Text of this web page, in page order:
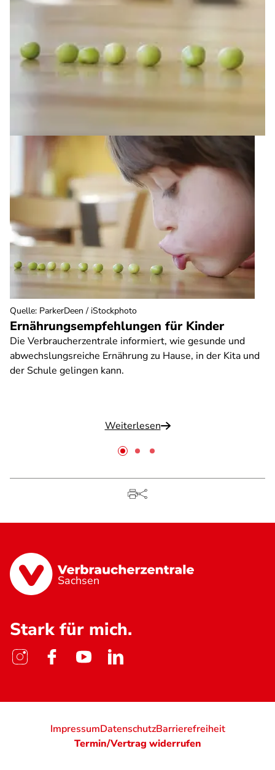
Ernährungsempfehlungen für Kinder
Die Verbraucherzentrale informiert, wie gesunde und
abwechslungsreiche Ernährung zu Hause, in der Kita und
der Schule gelingen kann.
Weiterlesen
Quelle: ParkerDeen / iStockphoto
Sachsen
Stark für mich.
ImpressumDatenschutzBarrierefreiheit
Termin/Vertrag widerrufen